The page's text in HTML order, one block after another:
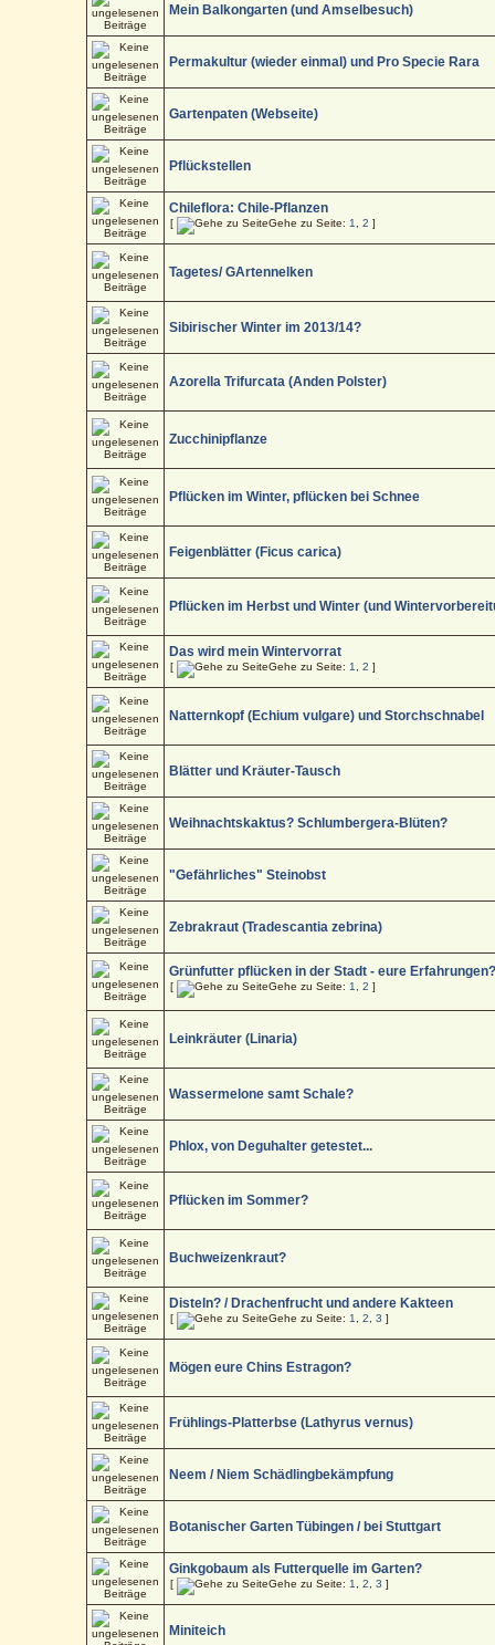
Mein Balkongarten (und Amselbesuch)
Permakultur (wieder einmal) und Pro Specie Rara
Gartenpaten (Webseite)
Pflückstellen
Chileflora: Chile-Pflanzen
[ Gehe zu Seite: 1 ,2 ]
Tagetes/ GArtennelken
Sibirischer Winter im 2013/14?
Azorella Trifurcata (Anden Polster)
Zucchinipflanze
Pflücken im Winter, pflücken bei Schnee
Feigenblätter (Ficus carica)
Pflücken im Herbst und Winter (und
Das wird mein Wintervorrat
[ Gehe zu Seite: 1 ,2 ]
Natternkopf (Echium vulgare) und Storchschnabel
Blätter und Kräuter-Tausch
Weihnachtskaktus? Schlumbergera-Blüten?
"Gefährliches" Steinobst
Zebrakraut (Tradescantia zebrina)
Grünfutter pflücken in der Stadt - eure
[ Gehe zu Seite: 1 ,2 ]
Leinkräuter (Linaria)
Wassermelone samt Schale?
Phlox, von Deguhalter getestet...
Pflücken im Sommer?
Buchweizenkraut?
Disteln? / Drachenfrucht und andere Kakteen
[ Gehe zu Seite: 1 ,2 ,3 ]
Mögen eure Chins Estragon?
Frühlings-Platterbse (Lathyrus vernus)
Neem / Niem Schädlingbekämpfung
Botanischer Garten Tübingen / bei Stuttgart
Ginkgobaum als Futterquelle im Garten?
[ Gehe zu Seite: 1 ,2 ,3 ]
Miniteich